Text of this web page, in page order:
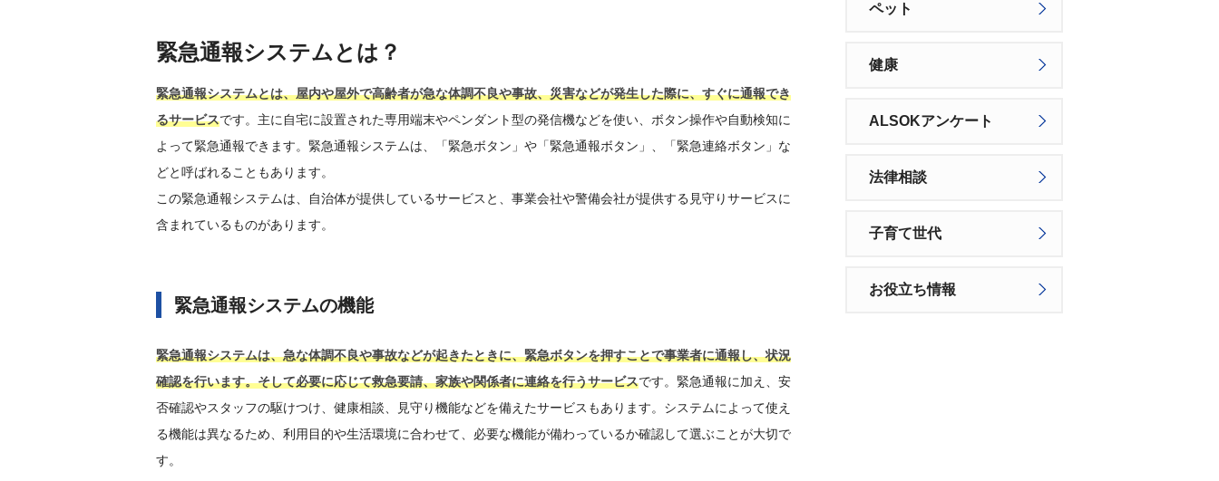
緊急通報システムとは？
緊急通報システムとは、屋内や屋外で高齢者が急な体調不良や事故、災害などが発生した際に、すぐに通報でき
るサービスです。主に自宅に設置された専用端末やペンダント型の発信機などを使い、ボタン操作や自動検知に
よって緊急通報できます。緊急通報システムは、「緊急ボタン」や「緊急通報ボタン」、「緊急連絡ボタン」な
どと呼ばれることもあります。
この緊急通報システムは、自治体が提供しているサービスと、事業会社や警備会社が提供する見守りサービスに
含まれているものがあります。
緊急通報システムの機能
緊急通報システムは、急な体調不良や事故などが起きたときに、緊急ボタンを押すことで事業者に通報し、状況
確認を行います。そして必要に応じて救急要請、家族や関係者に連絡を行うサービスです。緊急通報に加え、安
否確認やスタッフの駆けつけ、健康相談、見守り機能などを備えたサービスもあります。システムによって使え
る機能は異なるため、利用目的や生活環境に合わせて、必要な機能が備わっているか確認して選ぶことが大切で
す。
ペット
健康
ALSOKアンケート
法律相談
子育て世代
お役立ち情報